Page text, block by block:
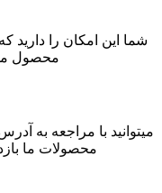
شما این امکان را
محصول
میتوانید با مراجعه به
محصولات ما